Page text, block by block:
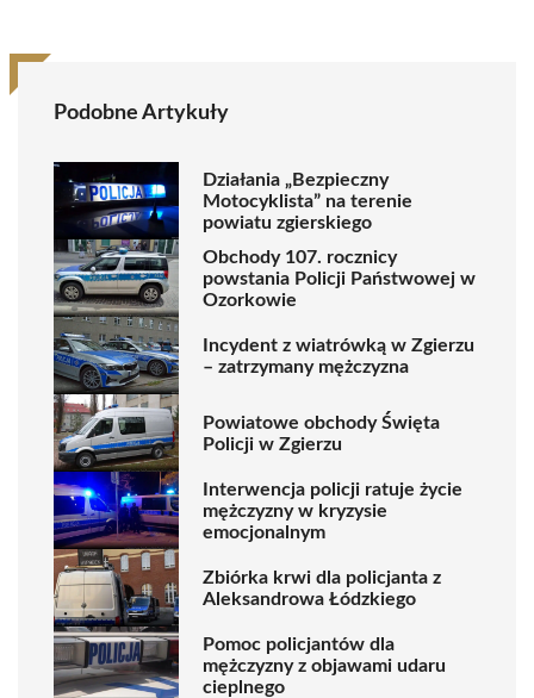
Podobne Artykuły
Działania „Bezpieczny
Motocyklista” na terenie
powiatu zgierskiego
Obchody 107. rocznicy
powstania Policji Państwowej w
Ozorkowie
Incydent z wiatrówką w Zgierzu
– zatrzymany mężczyzna
Powiatowe obchody Święta
Policji w Zgierzu
Interwencja policji ratuje życie
mężczyzny w kryzysie
emocjonalnym
Zbiórka krwi dla policjanta z
Aleksandrowa Łódzkiego
Pomoc policjantów dla
mężczyzny z objawami udaru
cieplnego